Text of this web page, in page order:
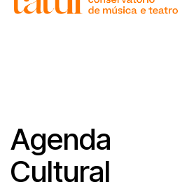
Agenda
Cultural